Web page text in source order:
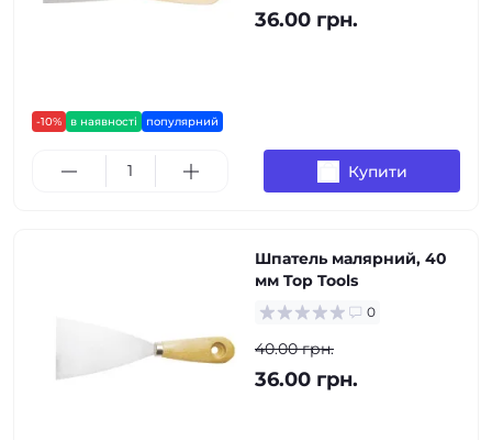
-10% в наявності популярний
36.00 грн.
Купити
Шпатель малярний, 40
мм Top Tools
0
40.00 грн.
36.00 грн.